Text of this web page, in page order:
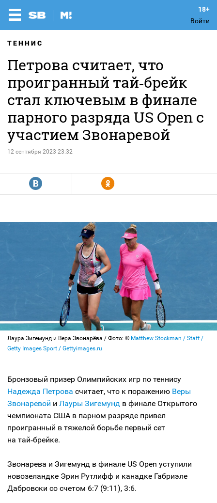
Войти
ТЕННИС
Петрова считает, что
проигранный тай‑брейк
стал ключевым в финале
парного разряда US Open c
участием Звонаревой
12 сентября 2023 23:32
R Y
Лаура Зигемунд и Вера Звонарёва / Фото: © Matthew Stockman / Staff /
Getty Images Sport / Gettyimages.ru
Бронзовый призер Олимпийских игр по теннису
Надежда Петрова считает, что к поражению Веры
Звонаревой и Лауры Зигемунд в финале Открытого
чемпионата США в парном разряде привел
проигранный в тяжелой борьбе первый сет
на тай‑брейке.
Звонарева и Зигемунд в финале US Open уступили
новозеландке Эрин Рутлифф и канадке Габриэле
Дабровски со счетом 6:7 (9:11), 3:6.